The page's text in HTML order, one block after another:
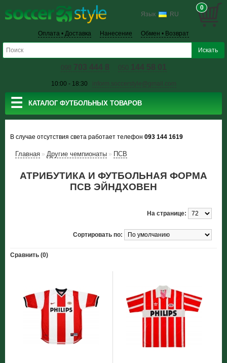
Язык RU
0
Оплата • Доставка Нанесение Обмен • Возврат
098 703 444 8 050 144 58 01
10:00 - 18:30 inform.soccerstyle@gmail.com
☰ КАТАЛОГ ФУТБОЛЬНЫХ ТОВАРОВ
В случае отсутствия света работает телефон 093 144 1619
Главная » Другие чемпионаты » ПСВ
АТРИБУТИКА И ФУТБОЛЬНАЯ ФОРМА
ПСВ ЭЙНДХОВЕН
На странице:
Сортировать по:
Сравнить (0)